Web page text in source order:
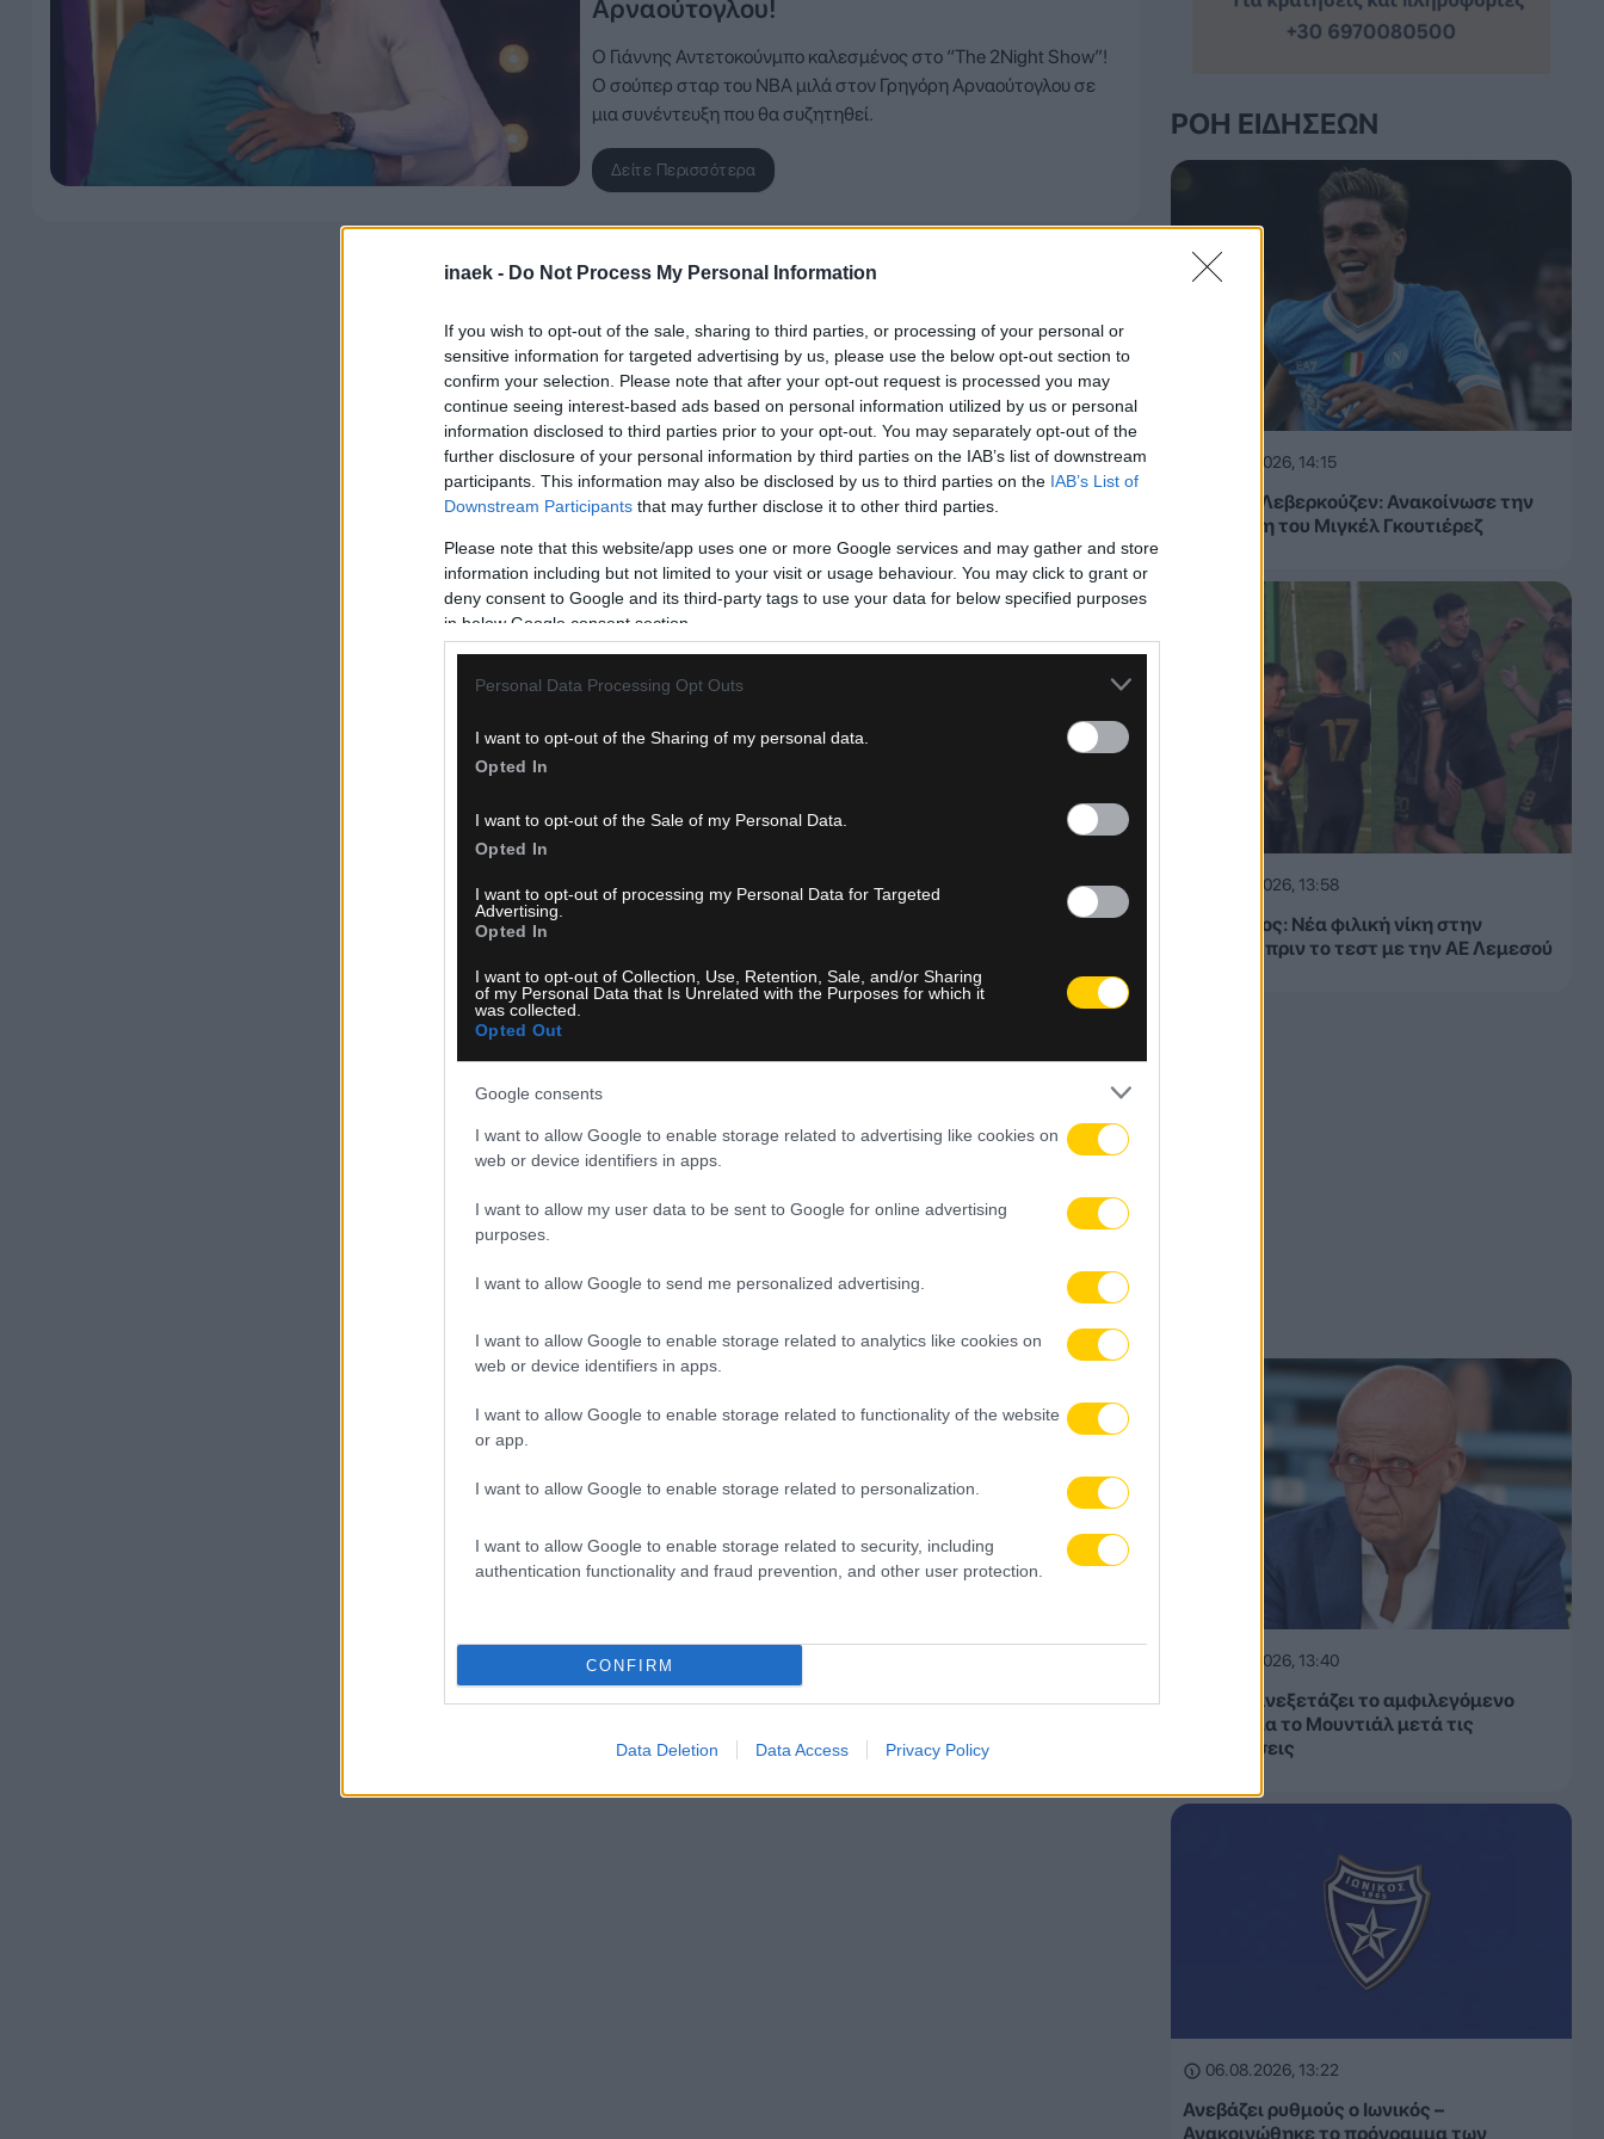
inaek - Do Not Process My Personal Information
If you wish to opt-out of the sale, sharing to third parties, or processing of your personal or
sensitive information for targeted advertising by us, please use the below opt-out section to
confirm your selection. Please note that after your opt-out request is processed you may
continue seeing interest-based ads based on personal information utilized by us or personal
information disclosed to third parties prior to your opt-out. You may separately opt-out of the
further disclosure of your personal information by third parties on the IAB’s list of downstream
participants. This information may also be disclosed by us to third parties on the IAB’s List of
Downstream Participants that may further disclose it to other third parties.
Please note that this website/app uses one or more Google services and may gather and store
information including but not limited to your visit or usage behaviour. You may click to grant or
deny consent to Google and its third-party tags to use your data for below specified purposes
in below Google consent section.
Personal Data Processing Opt Outs
I want to opt-out of the Sharing of my personal data.
Opted In
I want to opt-out of the Sale of my Personal Data.
Opted In
I want to opt-out of processing my Personal Data for Targeted
Advertising.
Opted In
I want to opt-out of Collection, Use, Retention, Sale, and/or Sharing
of my Personal Data that Is Unrelated with the Purposes for which it
was collected.
Opted Out
Google consents
I want to allow Google to enable storage related to advertising like cookies on
web or device identifiers in apps.
I want to allow my user data to be sent to Google for online advertising
purposes.
I want to allow Google to send me personalized advertising.
I want to allow Google to enable storage related to analytics like cookies on
web or device identifiers in apps.
I want to allow Google to enable storage related to functionality of the website
or app.
I want to allow Google to enable storage related to personalization.
I want to allow Google to enable storage related to security, including
authentication functionality and fraud prevention, and other user protection.
CONFIRM
Data Deletion Data Access Privacy Policy
Αρναούτογλου!
Ο Γιάννης Αντετοκούνμπο καλεσμένος στο “The 2Night Show”!
Ο σούπερ σταρ του NBA μιλά στον Γρηγόρη Αρναούτογλου σε
μια συνέντευξη που θα συζητηθεί.
Δείτε Περισσότερα
ΡΟΉ ΕΙΔΉΣΕΩΝ
06.08.2026, 14:15
Μπάγερ Λεβερκούζεν: Ανακοίνωσε την
απόκτηση του Μιγκέλ Γκουτιέρεζ
06.08.2026, 13:58
Ατρόμητος: Νέα φιλική νίκη στην
Πολωνία πριν το τεστ με την ΑΕ Λεμεσού
06.08.2026, 13:40
FIFA: Επανεξετάζει το αμφιλεγόμενο
σχέδιο για το Μουντιάλ μετά τις
αντιδράσεις
06.08.2026, 13:22
Ανεβάζει ρυθμούς ο Ιωνικός –
Ανακοινώθηκε το πρόγραμμα των